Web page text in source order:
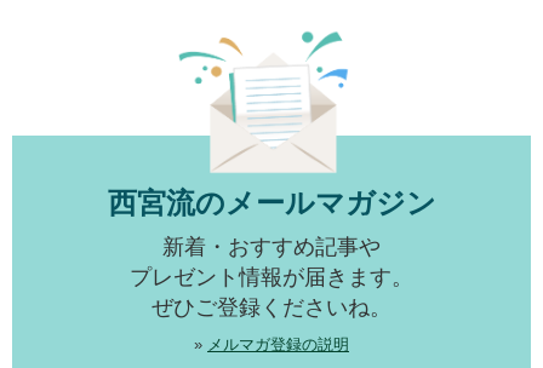
西宮流のメールマガジン
新着・おすすめ記事や
プレゼント情報が届きます。
ぜひご登録くださいね。
» メルマガ登録の説明